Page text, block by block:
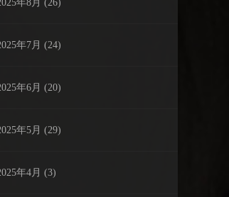
年8月 (26)
年7月 (24)
年6月 (20)
年5月 (29)
年4月 (3)